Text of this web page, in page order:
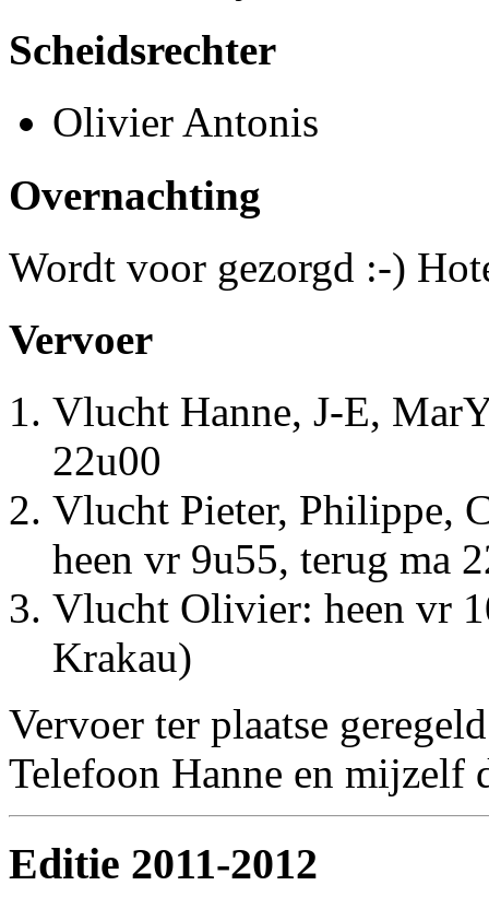
Scheidsrechter
Olivier Antonis
Overnachting
Wordt voor gezorgd :-)
Vervoer
Vlucht Hanne, J-E, Mar
22u00
Vlucht Pieter, Philippe,
heen vr 9u55, terug ma
Vlucht Olivier: heen vr
Krakau)
Vervoer ter plaatse
Telefoon Hanne en mijzelf
Editie 2011-2012